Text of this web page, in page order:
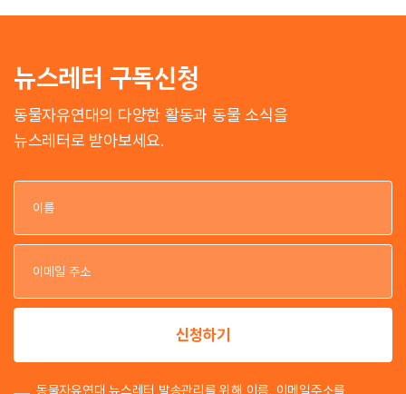
뉴스레터 구독신청
동물자유연대의 다양한 활동과 동물 소식을
뉴스레터로 받아보세요.
이
이
신청하기
동물자유연대 뉴스레터 발송관리를 위해 이름, 이메일주소를